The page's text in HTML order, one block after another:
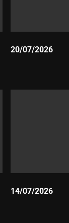
20/07/2026
14/07/2026